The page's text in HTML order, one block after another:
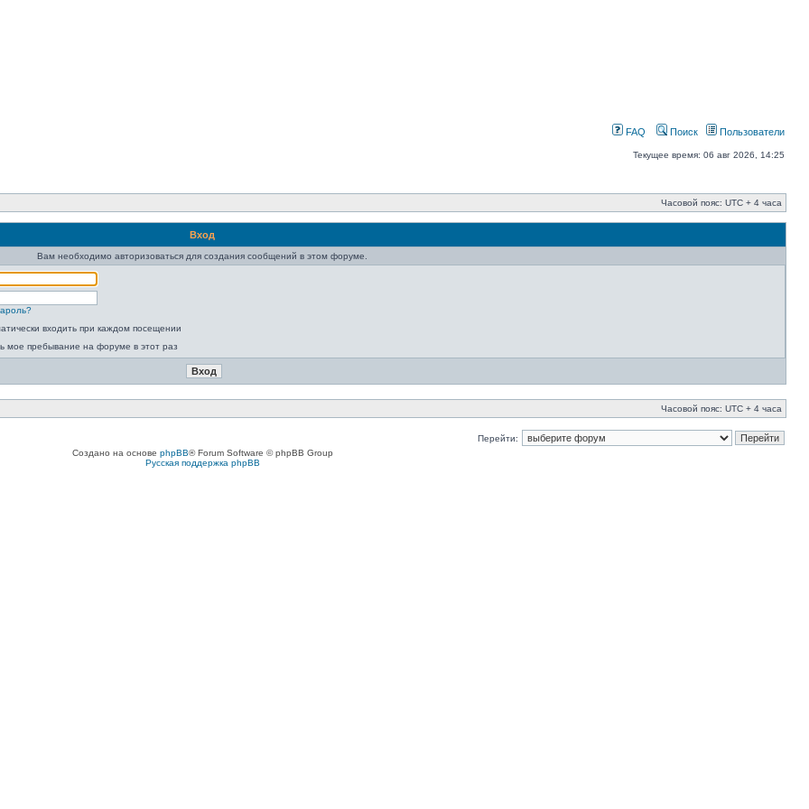
FAQ Поиск Пользователи
Текущее время: 06 авг 2026, 14:25
Часовой пояс: UTC + 4 часа
Вход
Вам необходимо авторизоваться для создания сообщений в этом форуме.
входить при каждом посещении
мое пребывание на форуме в этот раз
Часовой пояс: UTC + 4 часа
Перейти:
Создано на основе phpBB® Forum Software © phpBB Group
Русская поддержка phpBB